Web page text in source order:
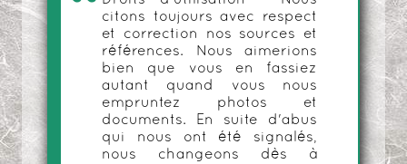
citons toujours avec respect
et correction nos sources et
références. Nous aimerions
bien que vous en fassiez
autant quand vous nous
empruntez photos et
documents. En suite d'abus
qui nous ont été signalés,
nous changeons dès à